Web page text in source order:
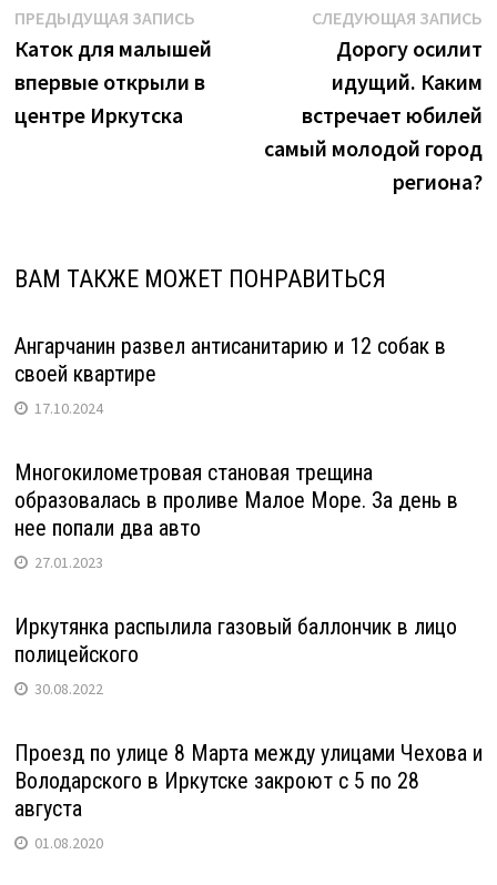
Навигация
по
записям
ПРЕДЫДУЩАЯ ЗАПИСЬПредыдущая
запись:
Каток для малышей
впервые открыли в
центре Иркутска
СЛЕДУЮЩАЯ ЗАПИСЬ
Дорогу осилит
идущий. Каким
встречает юбилей
самый молодой город
региона?
ВАМ ТАКЖЕ МОЖЕТ ПОНРАВИТЬСЯ
Ангарчанин развел антисанитарию и 12 собак в
своей квартире
17.10.2024
Многокилометровая становая трещина
образовалась в проливе Малое Море. За день в
нее попали два авто
27.01.2023
Иркутянка распылила газовый баллончик в лицо
полицейского
30.08.2022
Проезд по улице 8 Марта между улицами Чехова и
Володарского в Иркутске закроют с 5 по 28
августа
01.08.2020